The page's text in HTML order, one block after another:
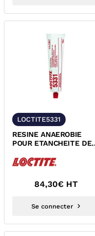
LOCTITE5331
RESINE ANAEROBIE
POUR ETANCHEITE DES
LOCTITE SI 5331
84,30€ HT
Se connecter